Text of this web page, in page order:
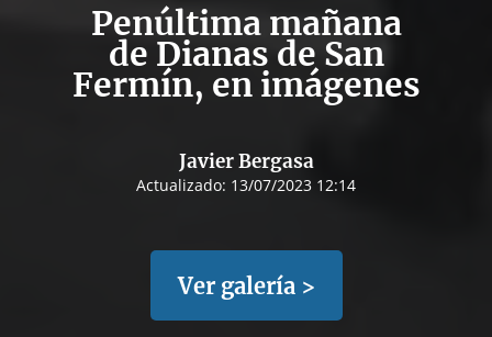
Penúltima mañana
de Dianas de San
Fermín, en imágenes
Javier Bergasa
Actualizado: 13/07/2023 12:14
Ver galería >